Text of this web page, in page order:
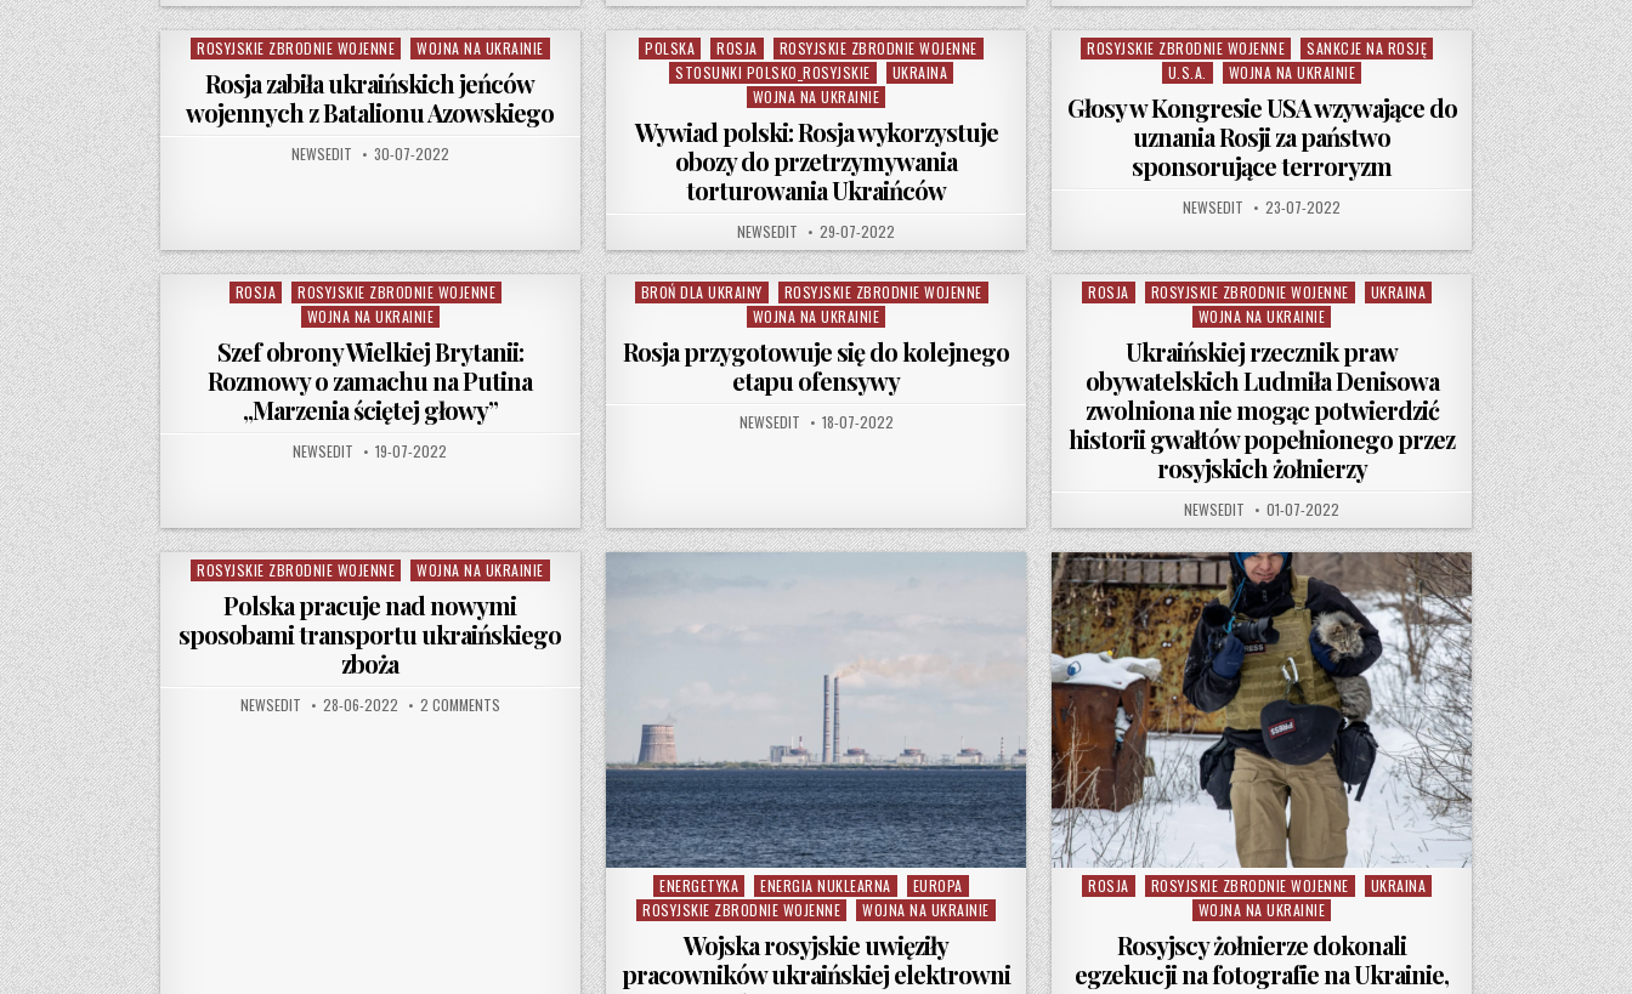
Posted in
ROSYJSKIE ZBRODNIE WOJENNE WOJNA NA UKRAINIE
Rosja zabiła ukraińskich jeńców
wojennych z Batalionu Azowskiego
AUTHOR:
NEWSEDIT PUBLISHED DATE:
30-07-2022
Posted in
POLSKA ROSJA
ROSYJSKIE ZBRODNIE WOJENNE
STOSUNKI POLSKO_ROSYJSKIE
UKRAINA
WOJNA NA UKRAINIE
Wywiad polski: Rosja wykorzystuje
obozy do przetrzymywania
torturowania Ukraińców
AUTHOR:
NEWSEDIT PUBLISHED DATE:
29-07-2022
Posted in
ROSYJSKIE ZBRODNIE WOJENNE
SANKCJE NA ROSJĘ
U.S.A.
WOJNA NA UKRAINIE
Głosy w Kongresie USA wzywające do
uznania Rosji za państwo
sponsorujące terroryzm
AUTHOR:
NEWSEDIT PUBLISHED DATE:
23-07-2022
Posted in
ROSJA
ROSYJSKIE ZBRODNIE WOJENNE
WOJNA NA UKRAINIE
Szef obrony Wielkiej Brytanii:
Rozmowy o zamachu na Putina
„Marzenia ściętej głowy”
AUTHOR:
NEWSEDIT PUBLISHED DATE:
19-07-2022
Posted in
BROŃ DLA UKRAINY
ROSYJSKIE ZBRODNIE WOJENNE
WOJNA NA UKRAINIE
Rosja przygotowuje się do kolejnego
etapu ofensywy
AUTHOR:
NEWSEDIT PUBLISHED DATE:
18-07-2022
Posted in
ROSJA ROSYJSKIE ZBRODNIE WOJENNE
UKRAINA
WOJNA NA UKRAINIE
Ukraińskiej rzecznik praw
obywatelskich Ludmiła Denisowa
zwolniona nie mogąc potwierdzić
historii gwałtów popełnionego przez
rosyjskich żołnierzy
AUTHOR:
NEWSEDIT PUBLISHED DATE:
01-07-2022
Posted in
ROSYJSKIE ZBRODNIE WOJENNE WOJNA NA UKRAINIE
Polska pracuje nad nowymi
sposobami transportu ukraińskiego
zboża
AUTHOR:
NEWSEDIT PUBLISHED DATE:
28-06-2022 2 COMMENTSON POLSKA PRACUJE NAD NOWYMI SPOSOBAMI TRANSPORTU UKRAIŃSKIEGO ZBOŻA
Posted in
ENERGETYKA ENERGIA NUKLEARNA
EUROPA
ROSYJSKIE ZBRODNIE WOJENNE
WOJNA NA UKRAINIE
Wojska rosyjskie uwięziły
pracowników ukraińskiej elektrowni
Posted in
ROSJA ROSYJSKIE ZBRODNIE WOJENNE
UKRAINA
WOJNA NA UKRAINIE
Rosyjscy żołnierze dokonali
egzekucji na fotografie na Ukrainie,